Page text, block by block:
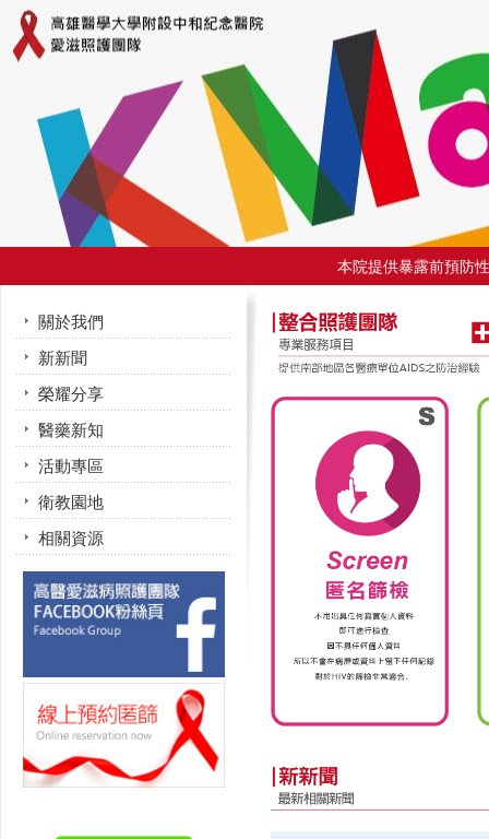
本院提供暴露前預防
HIV4步
驟
SCRE
EN
匿名篩
檢
關於我們
新新聞
榮耀分享
醫藥新知
活動專區
衛教園地
相關資源